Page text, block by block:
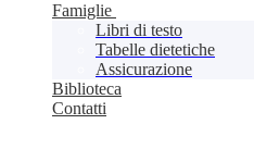
Famiglie
Libri di testo
Tabelle dietetiche
Assicurazione
Biblioteca
Contatti